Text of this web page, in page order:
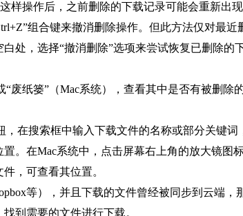
样操作后，之前删除的下载记录可能会重新出现
组合键来撤消删除操作。但此方法仅对最
处，选择“撤消删除”选项来尝试恢复已删除的
废纸篓”（Mac系统），查看其中是否有被删
在搜索框中输入下载文件的名称或部分关键
。在Mac系统中，点击屏幕右上角的放大镜图
，可查看其位置。
等），并且下载的文件曾经被同步到云端
到需要的文件进行下载。